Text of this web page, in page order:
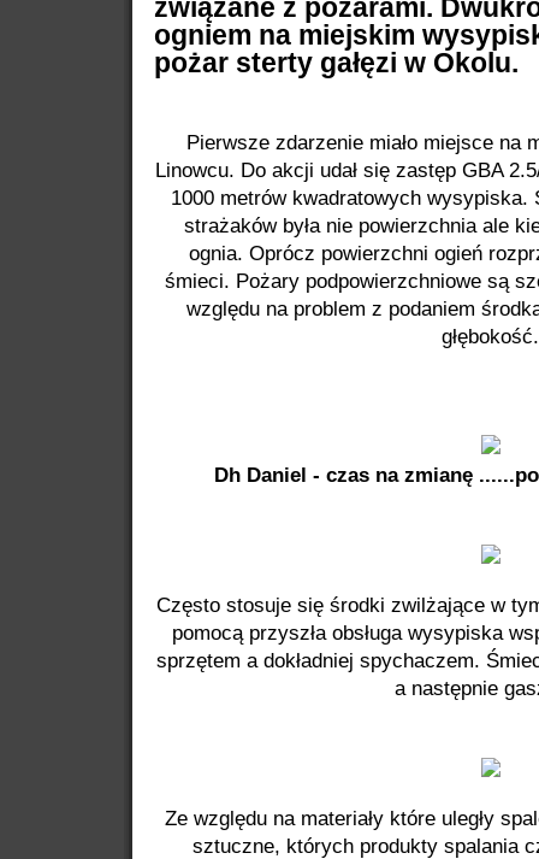
związane z pożarami.
ogniem na miejskim
pożar sterty gałęzi w Okolu.
Pierwsze zdarzenie miało miejsce na
Linowcu. Do akcji udał się zastęp GBA
1000 metrów kwadratowych wysypiska.
strażaków była nie powierzchnia ale
ognia. Oprócz powierzchni ogień
śmieci. Pożary podpowierzchniowe są
względu na problem z podaniem
głębokość.
Dh Daniel - czas na zmianę
Często stosuje się środki zwilżające w
pomocą przyszła obsługa wysypiska
sprzętem a dokładniej spychaczem.
a następnie
Ze względu na materiały które uległy
sztuczne, których produkty spalania